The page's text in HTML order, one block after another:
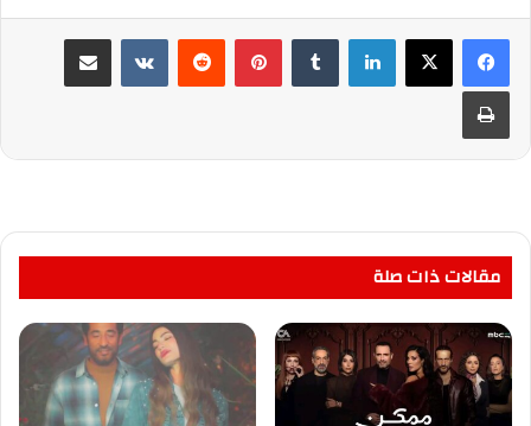
لينكدإن بينتيريست مشاركة عبر البريد
طباعة
مقالات ذات صلة